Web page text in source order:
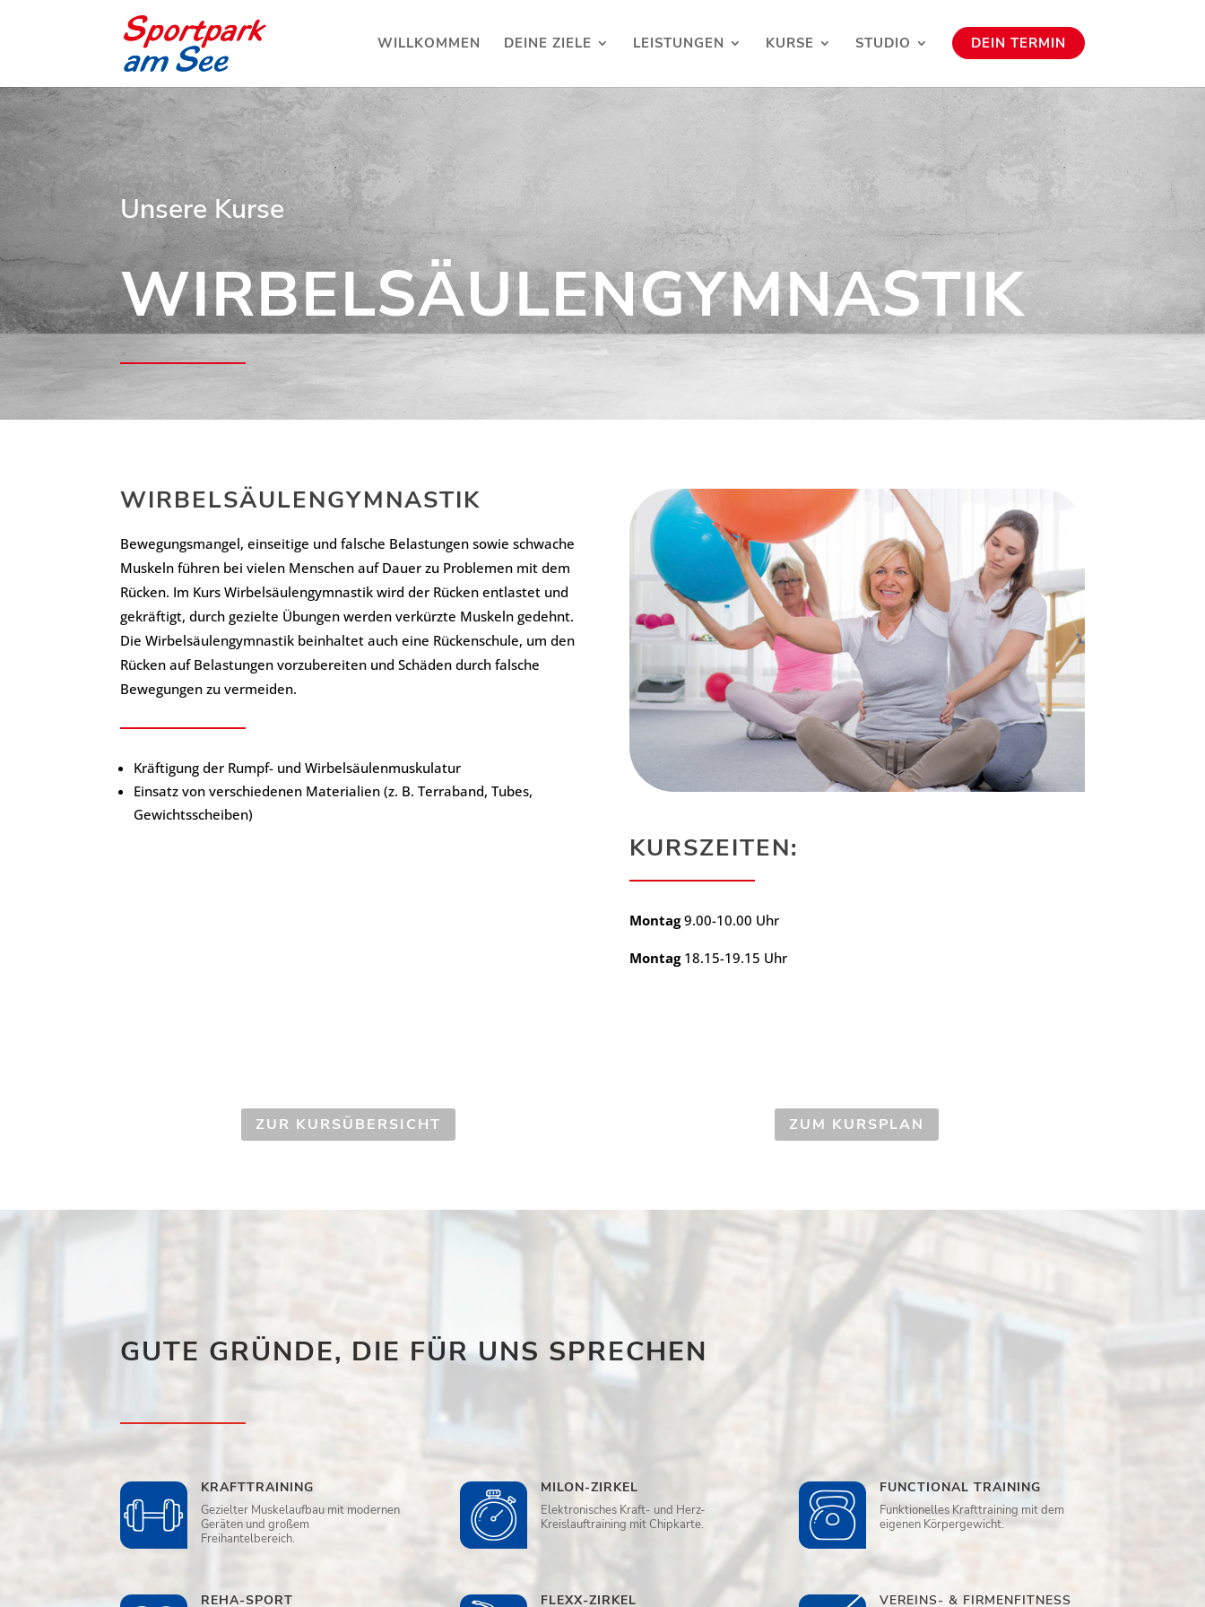
WILLKOMMEN DEINE ZIELE LEISTUNGEN KURSE STUDIO DEIN TERMIN
Unsere Kurse
WIRBELSÄULENGYMNASTIK
WIRBELSÄULENGYMNASTIK
Bewegungsmangel, einseitige und falsche Belastungen sowie schwache
Muskeln führen bei vielen Menschen auf Dauer zu Problemen mit dem
Rücken. Im Kurs Wirbelsäulengymnastik wird der Rücken entlastet und
gekräftigt, durch gezielte Übungen werden verkürzte Muskeln gedehnt.
Die Wirbelsäulengymnastik beinhaltet auch eine Rückenschule, um den
Rücken auf Belastungen vorzubereiten und Schäden durch falsche
Bewegungen zu vermeiden.
Kräftigung der Rumpf- und Wirbelsäulenmuskulatur
Einsatz von verschiedenen Materialien (z. B. Terraband, Tubes,
Gewichtsscheiben)
KURSZEITEN:
Montag9.00-10.00 Uhr
Montag18.15-19.15 Uhr
ZUR KURSÜBERSICHT ZUM KURSPLAN
GUTE GRÜNDE, DIE FÜR UNS SPRECHEN
KRAFTTRAINING
Gezielter Muskelaufbau mit modernen
Geräten und großem
Freihantelbereich.
MILON-ZIRKEL
Elektronisches Kraft- und Herz-
Kreislauftraining mit Chipkarte.
FUNCTIONAL TRAINING
Funktionelles Krafttraining mit dem
eigenen Körpergewicht.
REHA-SPORT FLEXX-ZIRKEL VEREINS- & FIRMENFITNESS